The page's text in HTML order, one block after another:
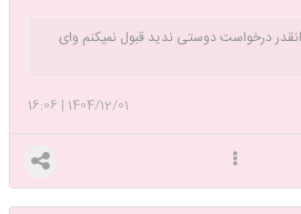
درخواست دوستی ندید قبول نمیکنم وای
1404/12/01
|
16:06